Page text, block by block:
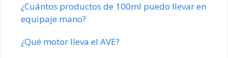
¿Cuántos productos de 100ml puedo llevar en
equipaje mano?
¿Qué motor lleva el AVE?